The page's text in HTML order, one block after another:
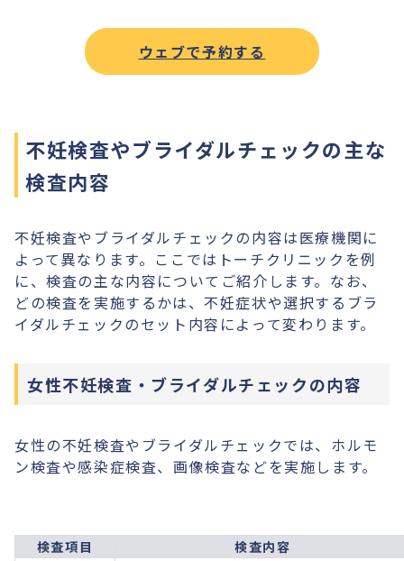
ウェブで予約する
不妊検査やブライダルチェックの主な
検査内容
不妊検査やブライダルチェックの内容は医療機関に
よって異なります。ここではトーチクリニックを例
に、検査の主な内容についてご紹介します。なお、
どの検査を実施するかは、不妊症状や選択するブラ
イダルチェックのセット内容によって変わります。
女性不妊検査・ブライダルチェックの内容
女性の不妊検査やブライダルチェックでは、ホルモ
ン検査や感染症検査、画像検査などを実施します。
検査項目
検査内容